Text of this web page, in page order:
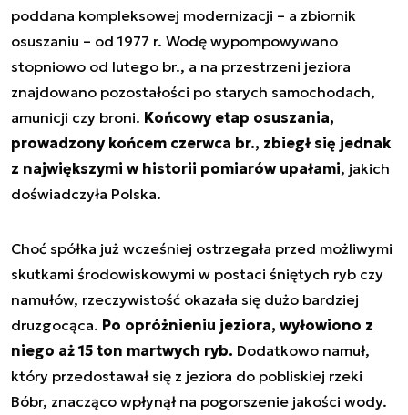
poddana kompleksowej modernizacji – a zbiornik
osuszaniu – od 1977 r. Wodę wypompowywano
stopniowo od lutego br., a na przestrzeni jeziora
znajdowano pozostałości po starych samochodach,
amunicji czy broni. Końcowy etap osuszania,
prowadzony końcem czerwca br., zbiegł się jednak
z największymi w historii pomiarów upałami, jakich
doświadczyła Polska.
Choć spółka już wcześniej ostrzegała przed możliwymi
skutkami środowiskowymi w postaci śniętych ryb czy
namułów, rzeczywistość okazała się dużo bardziej
druzgocąca. Po opróżnieniu jeziora, wyłowiono z
niego aż 15 ton martwych ryb. Dodatkowo namuł,
który przedostawał się z jeziora do pobliskiej rzeki
Bóbr, znacząco wpłynął na pogorszenie jakości wody.